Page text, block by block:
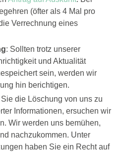
(öfter als 4 Mal pro
Verrechnung eines
: Sollten trotz unserer
und Aktualität
sein, werden wir
hin berichtigen.
die Löschung von uns zu
Informationen, ersuchen wir
Wir werden uns bemühen,
nachzukommen. Unter
haben Sie ein Recht auf